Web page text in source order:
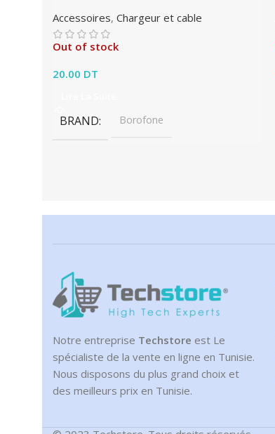
Accessoires, Chargeur et cable
Out of stock
20.00 DT
BRAND Borofone
Notre entreprise Techstore est Le
spécialiste de la vente en ligne en Tunisie.
Nous disposons du plus grand choix et
des meilleurs prix en Tunisie.